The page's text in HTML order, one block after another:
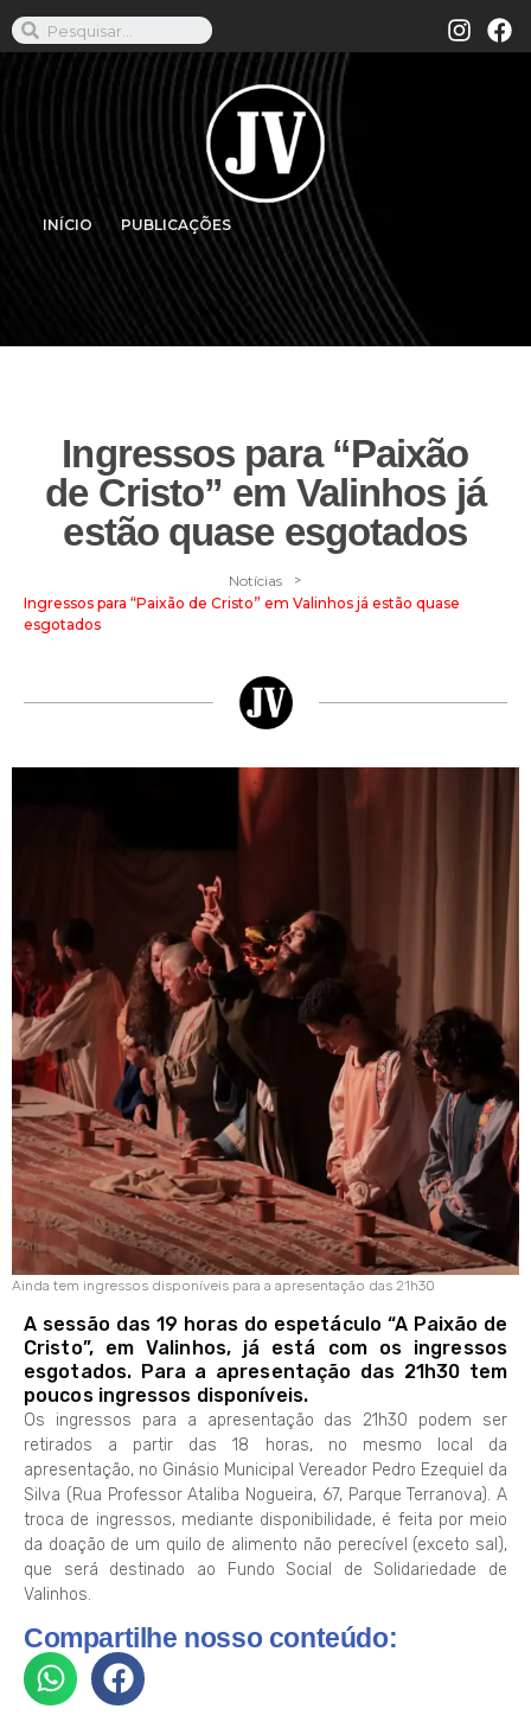
INÍCIO PUBLICAÇÕES
Ingressos para “Paixão
de Cristo” em Valinhos já
estão quase esgotados
Notícias >
Ingressos para “Paixão de Cristo” em Valinhos já estão quase
esgotados
Ainda tem ingressos disponíveis para a apresentação das 21h30
A sessão das 19 horas do espetáculo “A Paixão de
Cristo”, em Valinhos, já está com os ingressos
esgotados. Para a apresentação das 21h30 tem
poucos ingressos disponíveis.
Os ingressos para a apresentação das 21h30 podem ser
retirados a partir das 18 horas, no mesmo local da
apresentação, no Ginásio Municipal Vereador Pedro Ezequiel da
Silva (Rua Professor Ataliba Nogueira, 67, Parque Terranova). A
troca de ingressos, mediante disponibilidade, é feita por meio
da doação de um quilo de alimento não perecível (exceto sal),
que será destinado ao Fundo Social de Solidariedade de
Valinhos.
Compartilhe nosso conteúdo: